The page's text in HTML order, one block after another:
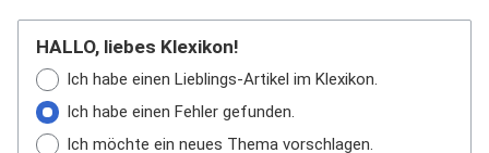
HALLO, liebes Klexikon!
Ich habe einen Lieblings-Artikel im Klexikon.
Ich habe einen Fehler gefunden.
Ich möchte ein neues Thema vorschlagen.